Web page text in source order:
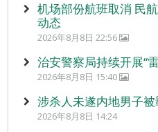
机场部份航班取消 民
动态
2026年8月8日 22:56
治安警察局持续开展“
2026年8月8日 15:40
涉杀人未遂内地男子被
2026年8月8日 14:24